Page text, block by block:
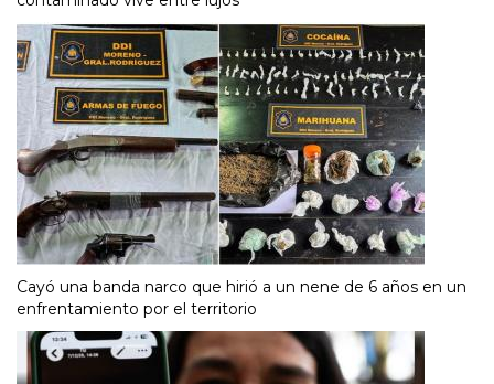
Cayó una banda narco que hirió a un nene de 6 años en un
enfrentamiento por el territorio